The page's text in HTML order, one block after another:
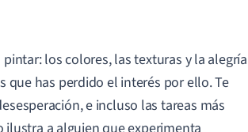
los colores, las texturas y la alegría
que has perdido el interés por ello. Te
e incluso las tareas más